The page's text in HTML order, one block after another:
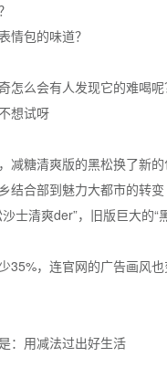
情包的味道？
怎么会有人发现它的难喝呢
想试呀
减糖清爽版的黑松换了新的
结合部到魅力大都市的转变
士清爽der”，旧版巨大的“
35%，连官网的广告画风也
：用减法过出好生活